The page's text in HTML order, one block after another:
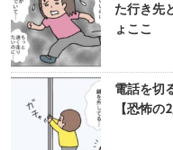
た行き先
ょここ
電話を切
【恐怖